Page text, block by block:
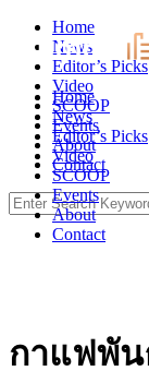
Skip
content
Home
News
Editor’s Picks
Video
SCOOP
Events
About
Contact
Home
News
Editor’s Picks
Video
SCOOP
Events
About
Contact
Search
for:
กาแฟพัน